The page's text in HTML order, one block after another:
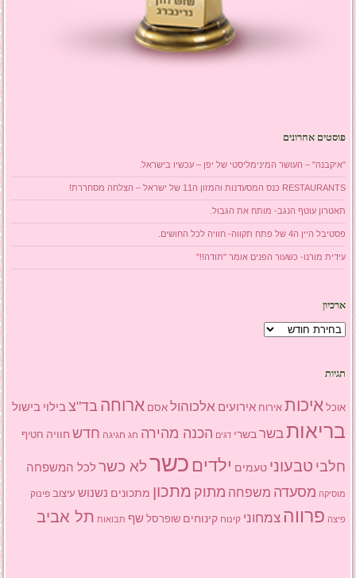
פוסטים אחרונים
"איקבנה" – העושר המינימליסטי של יפן – עכשיו בישראל.
RESTAURANTS כנס המסעדנות והמזון ה11 של ישראל – הצלחה מסחררת!
תאטרון עוטף הנגב- מותח את הגבול.
פסטיבל היין ה4 של פתח תקווה- חוויה לכל החושים.
עידית מורנו- כשעור הפנים אומר "תודה!!"
ארכיון
ארכיון
תגיות
אוכל איכות אירוח אירועים אלכוהול אסם ארוחה בד"צ בילוי בישול
בריאותבשר בשרי דגים הכנה מהירה חג חגיגה חדש חוויה חטיף
חלבי טבעוני טעמים ילדים כשרלא כשר לכל המשפחה
מוסיקה מסעדה משפחה מתוק מתכון מתכונים נשנוש עיצוב פינוק
פיצה פרווה צמחוני קינוח קינוחים שופרסל שף תבואות תל אביב